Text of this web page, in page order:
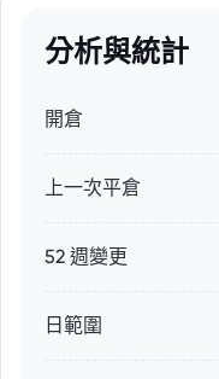
分析與統計
開倉
上一次平倉
52 週變更
日範圍